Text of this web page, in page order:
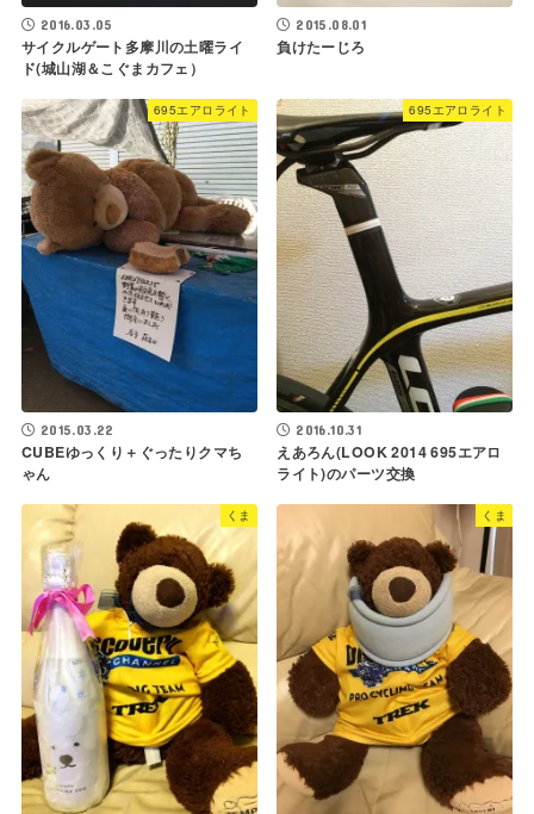
2016.03.05
サイクルゲート多摩川の土曜ライ
ド(城山湖＆こぐまカフェ）
2015.08.01
負けたーじろ
695エアロライト
2015.03.22
CUBEゆっくり＋ぐったりクマち
ゃん
695エアロライト
2016.10.31
えあろん(LOOK 2014 695エアロ
ライト)のパーツ交換
くま くま